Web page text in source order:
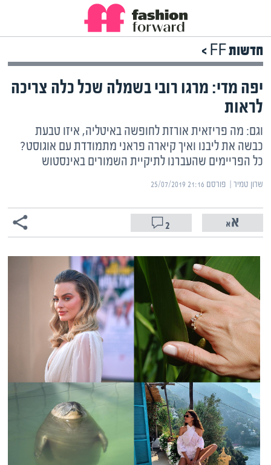
חדשות FF >
יפה מדי: מרגו רובי בשמלה שכל כלה צריכה
לראות
וגם: מה פריזאית אורזת לחופשה באיטליה, איזו טבעת
כבשה את ליבנו ואיך קיארה פראני מתמודדת עם אוגוסט?
כל הפריימים שהעברנו לתיקיית השמורים באינסטוש
שרון טמיר | ‏פורסם ‎25/07/2019 21:16
2